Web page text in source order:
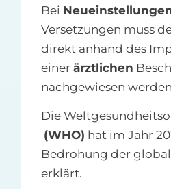
Bei
Versetzungen muss
direkt anhand des
einer ärztlichen
nachgewiesen
Die
(WHO) hat im Jahr
Bedrohung der
erklärt.